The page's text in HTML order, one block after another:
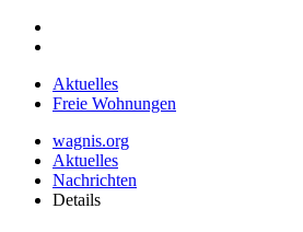
Aktuelles
Freie Wohnungen
wagnis.org
Aktuelles
Nachrichten
Details